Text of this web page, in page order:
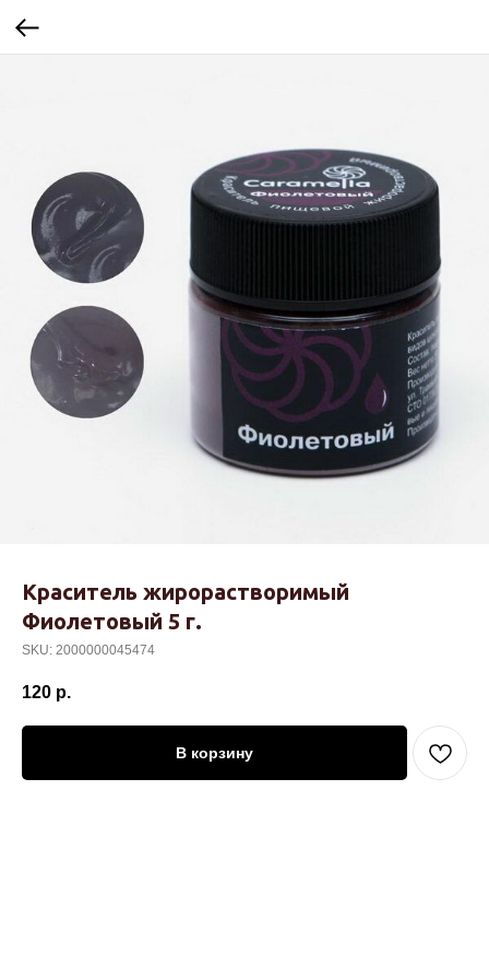
Краситель жирорастворимый
Фиолетовый 5 г.
SKU: 2000000045474
120 р.
В корзину